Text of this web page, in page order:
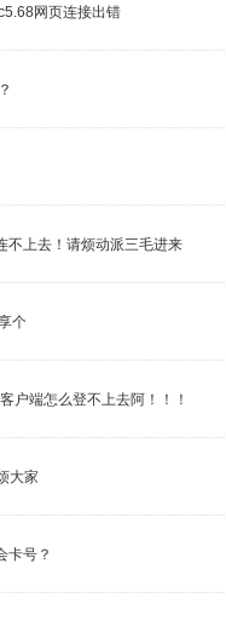
网页连接出错
不上去！请烦动派三毛进来
个
户端怎么登不上去阿！！！
大家
卡号？